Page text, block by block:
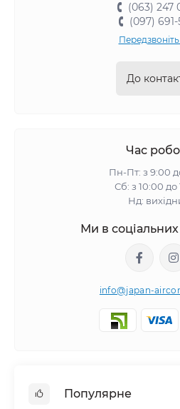
(063) 247
(097) 691-
До
Час
Пн-Пт: з 9:00
Сб: з 10:00 до
Нд:
Ми в
info@japan-
Популярне